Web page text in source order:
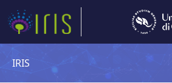
IRIS